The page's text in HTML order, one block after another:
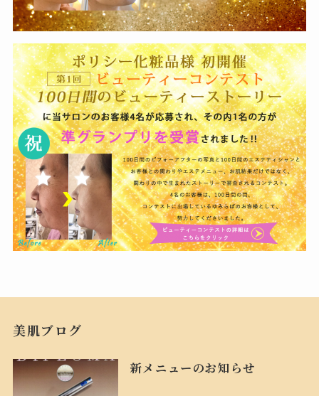
美肌ブログ
新メニューのお知らせ